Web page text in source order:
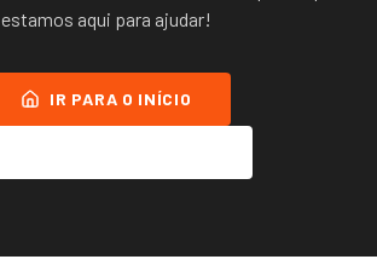
estamos aqui para ajudar!
IR PARA O INÍCIO